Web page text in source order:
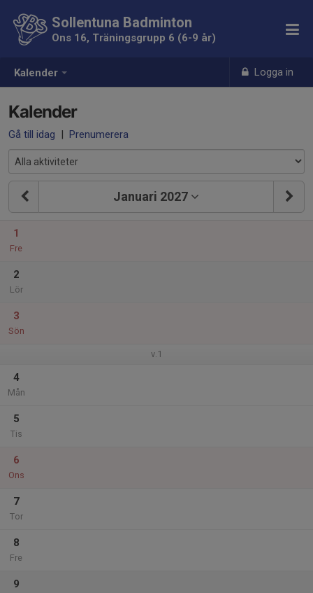
Kalender Logga in
Sollentuna Badminton
Ons 16, Träningsgrupp 6 (6-9 år)
Kalender
Gå till idag | Prenumerera
Januari 2027
1
Fre
2
Lör
3
Sön
v.1
4
Mån
5
Tis
6
Ons
7
Tor
8
Fre
9